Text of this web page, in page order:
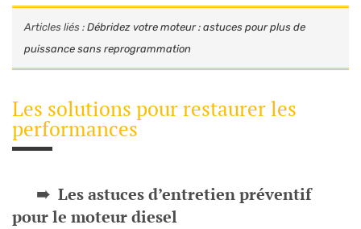
Articles liés : Débridez votre moteur : astuces pour plus de
puissance sans reprogrammation
Les solutions pour restaurer les
performances
Les astuces d’entretien préventif
pour le moteur diesel